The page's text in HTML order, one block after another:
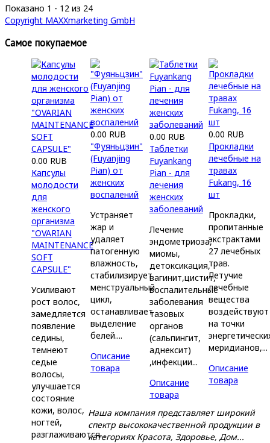
Показано 1 - 12 из 24
Copyright MAXXmarketing GmbH
Самое покупаемое
0.00 RUB
Капсулы
молодости
для
женского
организма
"OVARIAN
MAINTENANCE
SOFT
CAPSULE"
Усиливают
рост волос,
замедляется
появление
седины,
темнеют
седые
волосы,
улучшается
состояние
кожи, волос,
ногтей,
разглаживаются...
0.00 RUB
"Фуяньцзин"
(Fuyanjing
Pian) от
женских
воспалений
Устраняет
жар и
удаляет
патогенную
влажность,
стабилизирует
менструальный
цикл,
останавливает
выделение
белей....
Описание
товара
0.00 RUB
Таблетки
Fuyankang
Pian - для
лечения
женских
заболеваний
Лечение
эндометриоза,
миомы,
детоксикация,
вагинит,цистит,
воспалительные
заболевания
тазовых
органов
(сальпингит,
аднексит)
,инфекции...
Описание
товара
0.00 RUB
Прокладки
лечебные на
травах
Fukang, 16
шт
Прокладки,
пропитанные
экстрактами
27 лечебных
трав.
Летучие
лечебные
вещества
воздействуют
на точки
меридианов,...
Описание
товара
Наша компания представляет широкий
спектр высококачественной продукции в
категориях Красота, Здоровье, Дом...